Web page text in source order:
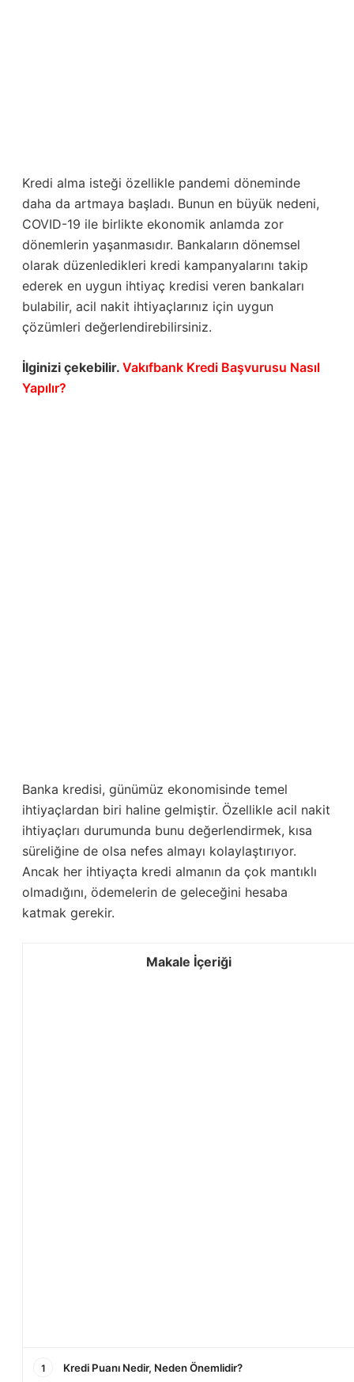
Kredi alma isteği özellikle pandemi döneminde
daha da artmaya başladı. Bunun en büyük nedeni,
COVID-19 ile birlikte ekonomik anlamda zor
dönemlerin yaşanmasıdır. Bankaların dönemsel
olarak düzenledikleri kredi kampanyalarını takip
ederek en uygun ihtiyaç kredisi veren bankaları
bulabilir, acil nakit ihtiyaçlarınız için uygun
çözümleri değerlendirebilirsiniz.
İlginizi çekebilir. Vakıfbank Kredi Başvurusu Nasıl
Yapılır?
Banka kredisi, günümüz ekonomisinde temel
ihtiyaçlardan biri haline gelmiştir. Özellikle acil nakit
ihtiyaçları durumunda bunu değerlendirmek, kısa
süreliğine de olsa nefes almayı kolaylaştırıyor.
Ancak her ihtiyaçta kredi almanın da çok mantıklı
olmadığını, ödemelerin de geleceğini hesaba
katmak gerekir.
Makale İçeriği
1 Kredi Puanı Nedir, Neden Önemlidir?